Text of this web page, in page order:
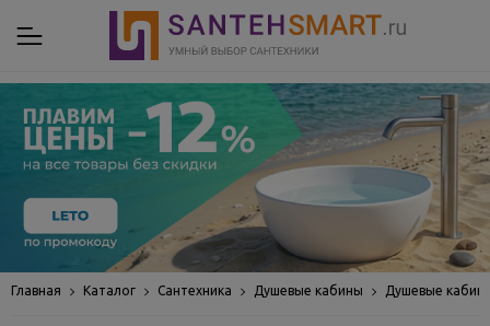
Главная Каталог Сантехника Душевые кабины Душевые